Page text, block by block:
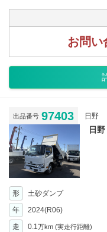
お問い
出品番号 97403 日野
日
形 土砂ダンプ
年
2024(R06)
走 0.1万km (実走行距離)